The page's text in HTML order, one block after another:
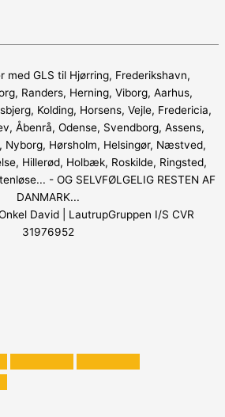
med GLS til Hjørring, Frederikshavn,
Randers, Herning, Viborg, Aarhus,
Kolding, Horsens, Vejle, Fredericia,
Åbenrå, Odense, Svendborg, Assens,
Nyborg, Hørsholm, Helsingør, Næstved,
Hillerød, Holbæk, Roskilde, Ringsted,
- OG SELVFØLGELIG RESTEN AF
DANMARK...
David | LautrupGruppen I/S CVR
31976952